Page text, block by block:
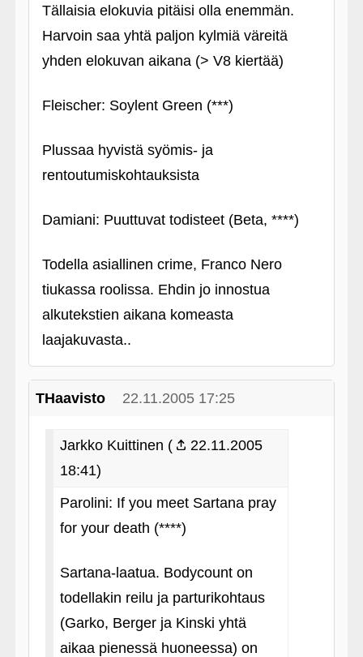
Tällaisia elokuvia pitäisi olla enemmän.
Harvoin saa yhtä paljon kylmiä väreitä
yhden elokuvan aikana (> V8 kiertää)
Fleischer: Soylent Green (***)
Plussaa hyvistä syömis- ja
rentoutumiskohtauksista
Damiani: Puuttuvat todisteet (Beta, ****)
Todella asiallinen crime, Franco Nero
tiukassa roolissa. Ehdin jo innostua
alkutekstien aikana komeasta
laajakuvasta..
THaavisto 22.11.2005 17:25
Jarkko Kuittinen (
22.11.2005
18:41)
Parolini: If you meet Sartana pray
for your death (****)
Sartana-laatua. Bodycount on
todellakin reilu ja parturikohtaus
(Garko, Berger ja Kinski yhtä
aikaa pienessä huoneessa) on